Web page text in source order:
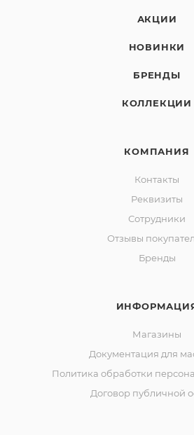
АКЦИИ
НОВИНКИ
БРЕНДЫ
КОЛЛЕКЦИИ
КОМПАНИЯ
Контакты
Реквизиты
Сотрудники
Отзывы
Бренды
Магазины
Документация для
Политика обработки
Договор публичной